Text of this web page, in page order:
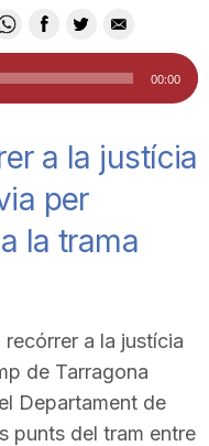
00:00
a la justícia
per
la trama
recórrer a la justícia
de Tarragona
Departament de
punts del tram entre